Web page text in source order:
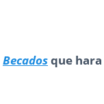
Becadosque